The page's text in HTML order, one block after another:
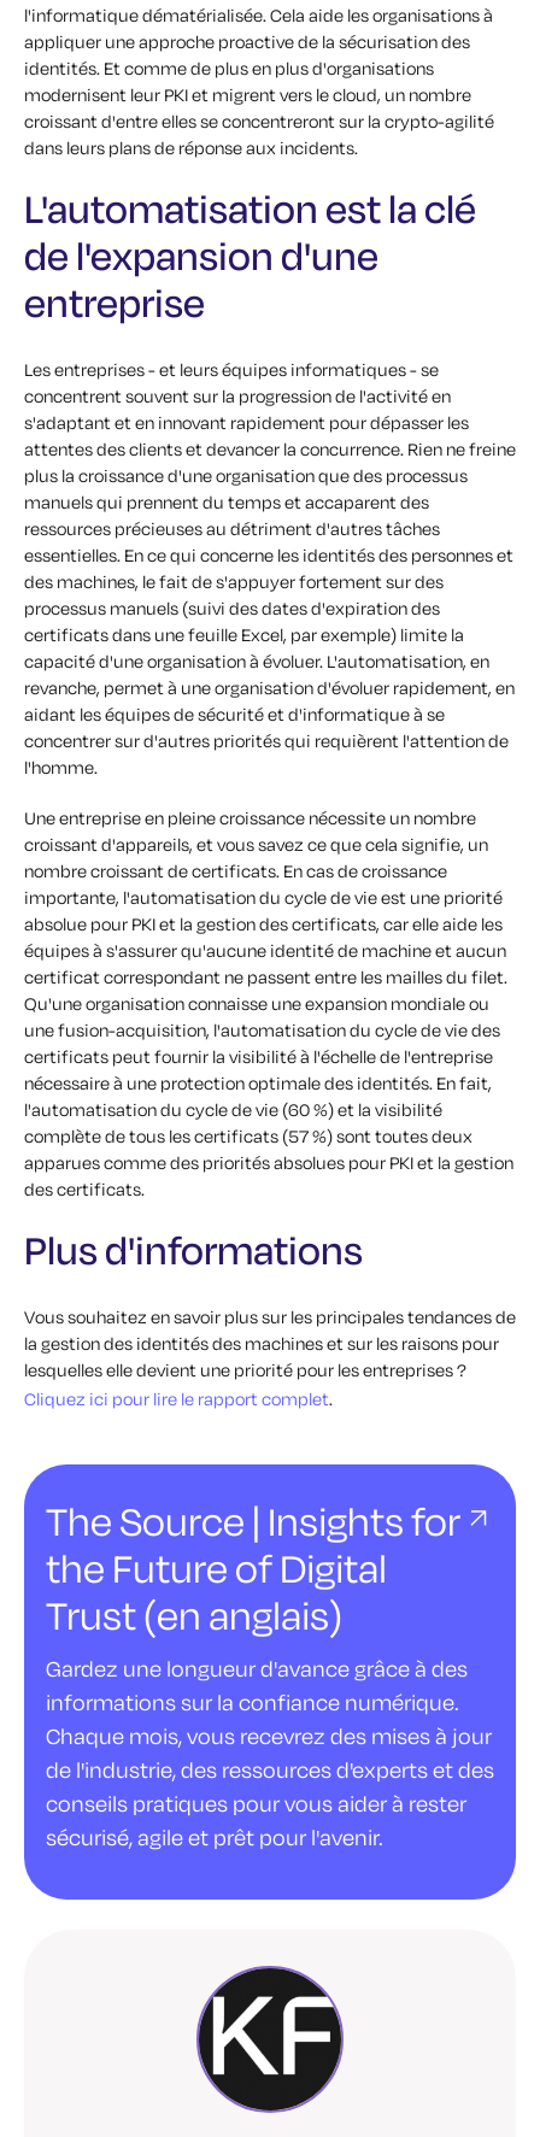
l'informatique dématérialisée. Cela aide les organisations à
appliquer une approche proactive de la sécurisation des
identités. Et comme de plus en plus d'organisations
modernisent leur PKI et migrent vers le cloud, un nombre
croissant d'entre elles se concentreront sur la crypto-agilité
dans leurs plans de réponse aux incidents.
L'automatisation est la clé
de l'expansion d'une
entreprise
Les entreprises - et leurs équipes informatiques - se
concentrent souvent sur la progression de l'activité en
s'adaptant et en innovant rapidement pour dépasser les
attentes des clients et devancer la concurrence. Rien ne freine
plus la croissance d'une organisation que des processus
manuels qui prennent du temps et accaparent des
ressources précieuses au détriment d'autres tâches
essentielles. En ce qui concerne les identités des personnes et
des machines, le fait de s'appuyer fortement sur des
processus manuels (suivi des dates d'expiration des
certificats dans une feuille Excel, par exemple) limite la
capacité d'une organisation à évoluer. L'automatisation, en
revanche, permet à une organisation d'évoluer rapidement, en
aidant les équipes de sécurité et d'informatique à se
concentrer sur d'autres priorités qui requièrent l'attention de
l'homme.
Une entreprise en pleine croissance nécessite un nombre
croissant d'appareils, et vous savez ce que cela signifie, un
nombre croissant de certificats. En cas de croissance
importante, l'automatisation du cycle de vie est une priorité
absolue pour PKI et la gestion des certificats, car elle aide les
équipes à s'assurer qu'aucune identité de machine et aucun
certificat correspondant ne passent entre les mailles du filet.
Qu'une organisation connaisse une expansion mondiale ou
une fusion-acquisition, l'automatisation du cycle de vie des
certificats peut fournir la visibilité à l'échelle de l'entreprise
nécessaire à une protection optimale des identités. En fait,
l'automatisation du cycle de vie (60 %) et la visibilité
complète de tous les certificats (57 %) sont toutes deux
apparues comme des priorités absolues pour PKI et la gestion
des certificats.
Plus d'informations
Vous souhaitez en savoir plus sur les principales tendances de
la gestion des identités des machines et sur les raisons pour
lesquelles elle devient une priorité pour les entreprises ?
Cliquez ici pour lire le rapport complet.
The Source | Insights for
the Future of Digital
Trust (en anglais)
Gardez une longueur d'avance grâce à des
informations sur la confiance numérique.
Chaque mois, vous recevrez des mises à jour
de l'industrie, des ressources d'experts et des
conseils pratiques pour vous aider à rester
sécurisé, agile et prêt pour l'avenir.